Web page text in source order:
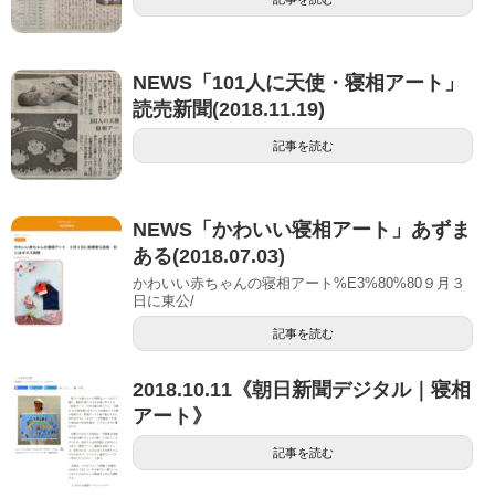
NEWS「101人に天使・寝相アート」
読売新聞(2018.11.19)
記事を読む
NEWS「かわいい寝相アート」あずま
ある(2018.07.03)
かわいい赤ちゃんの寝相アート%E3%80%80９月３
日に東公/
記事を読む
2018.10.11《朝日新聞デジタル｜寝相
アート》
記事を読む